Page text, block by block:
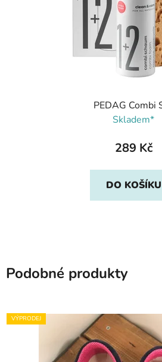
PEDAG Combi
Skladem*
289 Kč
DO KOŠÍKU
Podobné produkty
VÝPRODEJ